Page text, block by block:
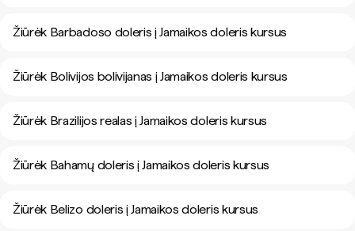
Žiūrėk Barbadoso doleris į Jamaikos doleris kursus
Žiūrėk Bolivijos bolivijanas į Jamaikos doleris kursus
Žiūrėk Brazilijos realas į Jamaikos doleris kursus
Žiūrėk Bahamų doleris į Jamaikos doleris kursus
Žiūrėk Belizo doleris į Jamaikos doleris kursus